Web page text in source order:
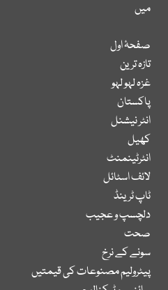
میں
صفحۂ اول
تازہ ترین
غزہ لہو لہو
پاکستان
انٹر نیشنل
کھیل
انٹرٹینمنٹ
لائف اسٹائل
ٹاپ ٹرینڈ
دلچسپ و عجیب
صحت
سونے کے نرخ
پیٹرولیم مصنوعات کی قیمتیں